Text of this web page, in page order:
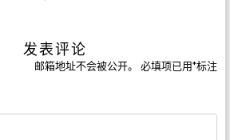
发表评论
邮箱地址不会被公开。 必填项已用*标注